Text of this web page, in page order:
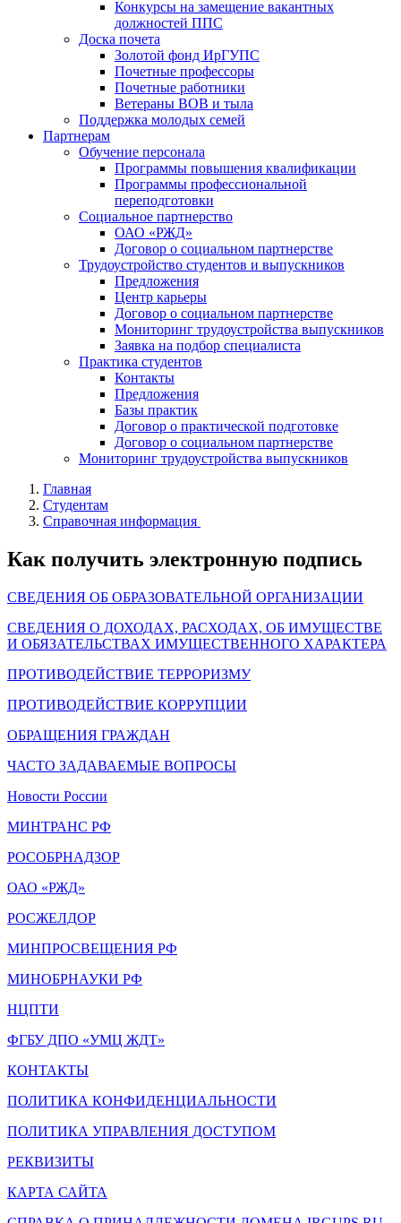
Конкурсы на замещение вакантных
должностей ППС
Доска почета
Золотой фонд ИрГУПС
Почетные профессоры
Почетные работники
Ветераны ВОВ и тыла
Поддержка молодых семей
Партнерам
Обучение персонала
Программы повышения квалификации
Программы профессиональной
переподготовки
Социальное партнерство
ОАО «РЖД»
Договор о социальном партнерстве
Трудоустройство студентов и выпускников
Предложения
Центр карьеры
Договор о социальном партнерстве
Мониторинг трудоустройства выпускников
Заявка на подбор специалиста
Практика студентов
Контакты
Предложения
Базы практик
Договор о практической подготовке
Договор о социальном партнерстве
Мониторинг трудоустройства выпускников
Главная
Студентам
Справочная информация
Как получить электронную подпись
СВЕДЕНИЯ ОБ ОБРАЗОВАТЕЛЬНОЙ ОРГАНИЗАЦИИ
СВЕДЕНИЯ О ДОХОДАХ, РАСХОДАХ, ОБ ИМУЩЕСТВЕ
И ОБЯЗАТЕЛЬСТВАХ ИМУЩЕСТВЕННОГО ХАРАКТЕРА
ПРОТИВОДЕЙСТВИЕ ТЕРРОРИЗМУ
ПРОТИВОДЕЙСТВИЕ КОРРУПЦИИ
ОБРАЩЕНИЯ ГРАЖДАН
ЧАСТО ЗАДАВАЕМЫЕ ВОПРОСЫ
Новости России
МИНТРАНС РФ
РОСОБРНАДЗОР
ОАО «РЖД»
РОСЖЕЛДОР
МИНПРОСВЕЩЕНИЯ РФ
МИНОБРНАУКИ РФ
НЦПТИ
ФГБУ ДПО «УМЦ ЖДТ»
КОНТАКТЫ
ПОЛИТИКА КОНФИДЕНЦИАЛЬНОСТИ
ПОЛИТИКА УПРАВЛЕНИЯ ДОСТУПОМ
РЕКВИЗИТЫ
КАРТА САЙТА